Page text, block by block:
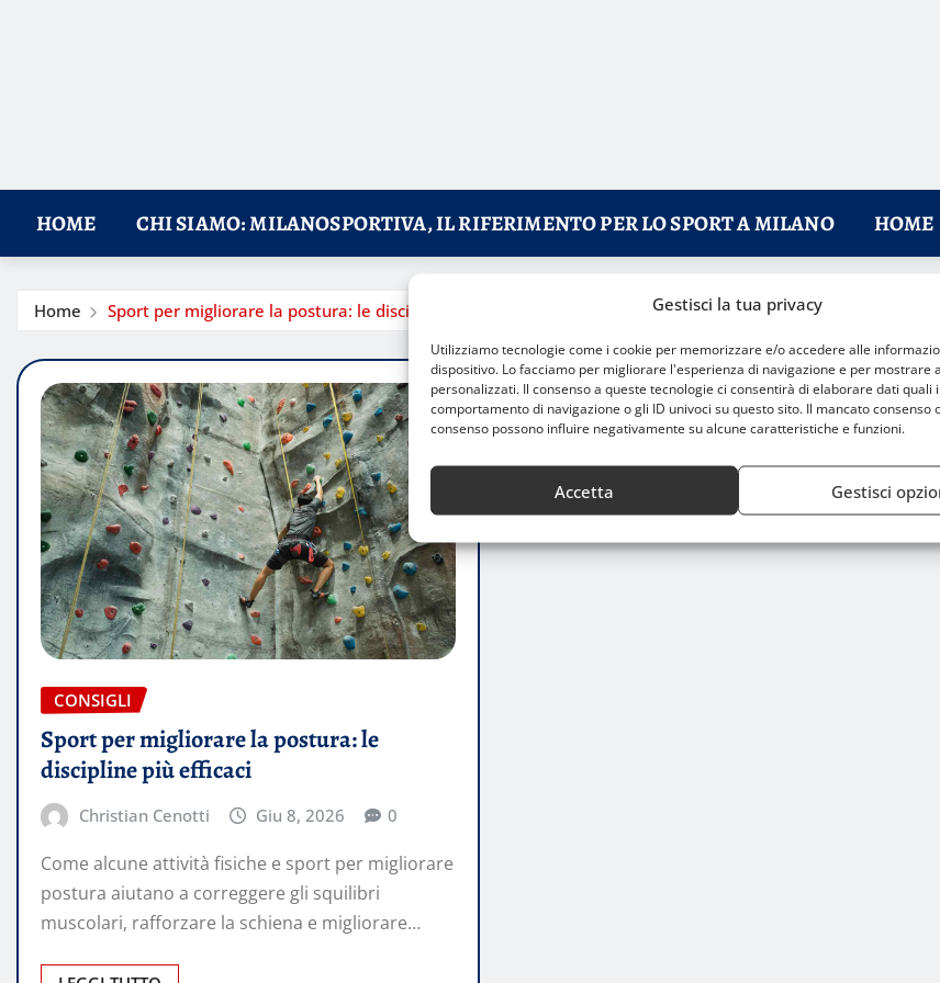
Gestisci la tua privacy
Utilizziamo tecnologie come i cookie per memorizzare e/o accedere alle
dispositivo. Lo facciamo per migliorare l'esperienza di navigazione e per mostrare
personalizzati. Il consenso a queste tecnologie ci consentirà di elaborare dati quali il
comportamento di navigazione o gli ID univoci su questo sito. Il mancato consenso
consenso possono influire negativamente su alcune caratteristiche e funzioni.
Accetta Gestisci
HOME CHI SIAMO: MILANOSPORTIVA, IL RIFERIMENTO PER LO SPORT A MILANO HOME
Home Sport per migliorare la postura: le discipline più efficaci
CONSIGLI
Sport per migliorare la postura: le
discipline più efficaci
Christian Cenotti Giu 8, 2026 0
Come alcune attività fisiche e sport per migliorare
postura aiutano a correggere gli squilibri
muscolari, rafforzare la schiena e migliorare…